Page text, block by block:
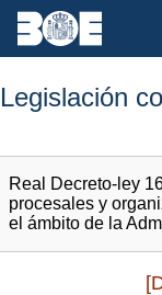
Legislación
Real Decreto-ley
procesales y
el ámbito de la